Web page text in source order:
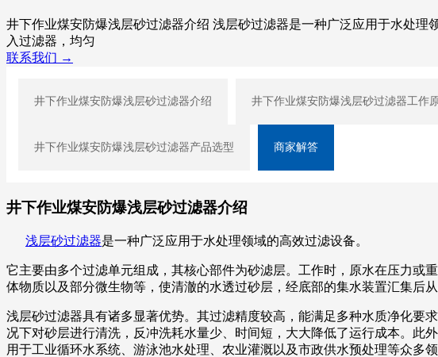
井下作业煤安防爆浅层砂过滤器介绍 浅层砂过滤器是一种广泛应用于水处
入过滤器，均匀
联系我们 →
井下作业煤安防爆浅层砂过滤器介绍 井下作业煤安防爆浅层砂过滤器工作
井下作业煤安防爆浅层砂过滤器产品选型 商家解答
井下作业煤安防爆浅层砂过滤器介绍
浅层砂过滤器是一种广泛应用于水处理领域的高效过滤设备。
它主要由多个过滤单元组成，其核心部件为砂滤层。工作时，原水在压力或
体物质以及部分微生物等，使清澈的水透过砂层，经底部的集水装置汇集后从
浅层砂过滤器具有诸多显著优势。其过滤精度较高，能满足多种水质净化要
况下对砂层进行清洗，反冲洗耗水量少、时间短，大大降低了运行成本。此
用于工业循环水系统、游泳池水处理、农业灌溉以及市政供水预处理等众多